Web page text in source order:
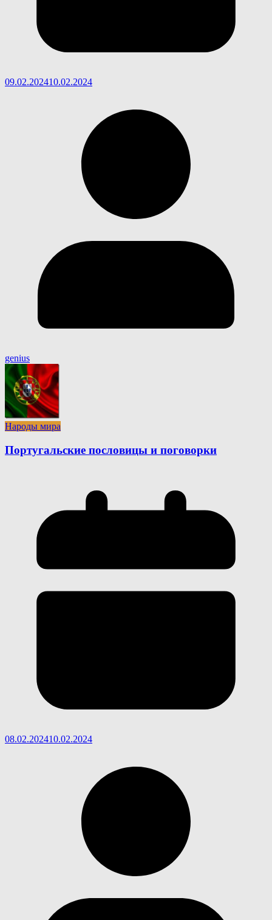
09.02.202410.02.2024
genius
Народы мира
Португальские пословицы и поговорки
08.02.202410.02.2024